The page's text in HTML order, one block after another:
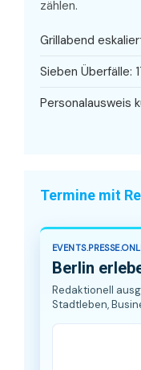
zählen.
Grillabend
Sieben Überfälle:
Personalausweis
Termine mit
Berlin
Redaktionell
Stadtleben,